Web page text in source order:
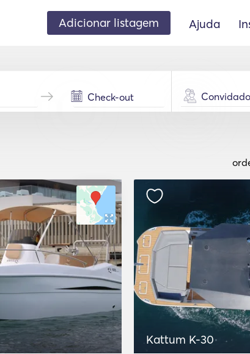
Adicionar listagem Ajuda
Kattum K-30